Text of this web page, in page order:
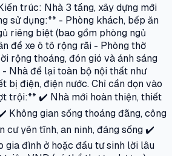
trúc: Nhà 3 tầng, xây dựng mới
sử dụng:** - Phòng khách, bếp ăn
riêng biệt (bao gồm phòng ngủ
để xe ô tô rộng rãi - Phòng thờ
rộng thoáng, đón gió và ánh sáng
Nhà để lại toàn bộ nội thất như
bị điện, điện nước. Chỉ cần dọn vào
trội:** ✔️ Nhà mới hoàn thiện, thiết
Không gian sống thoáng đãng, công
cư yên tĩnh, an ninh, đáng sống ✔️
gia đình ở hoặc đầu tư sinh lời lâu